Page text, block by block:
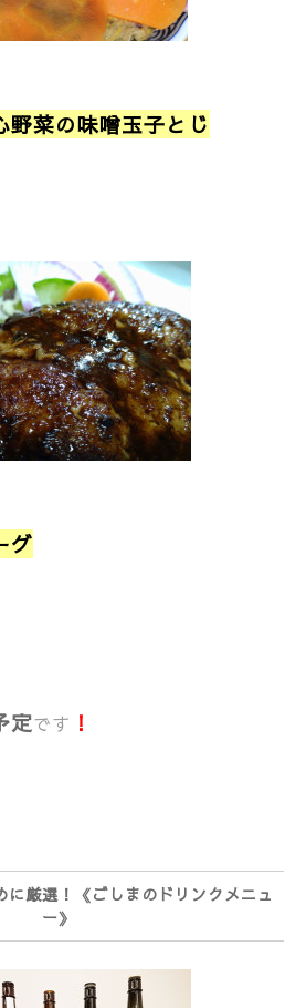
野菜の味噌玉子とじ
グ
定です ！
に厳選！《ごしまのドリンクメニュ
ー》